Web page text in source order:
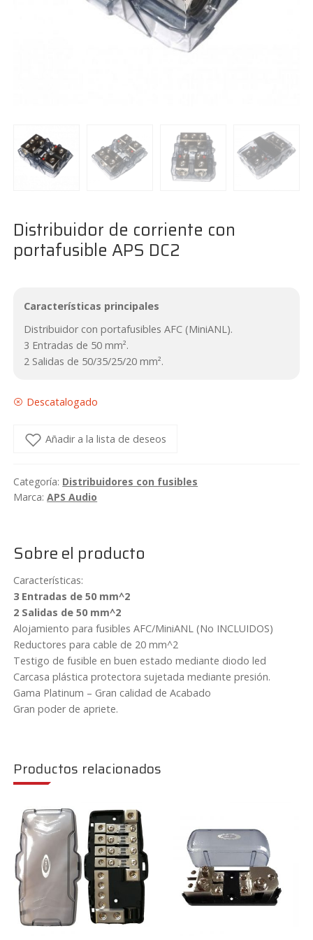
Distribuidor de corriente con
portafusible APS DC2
Características principales
Distribuidor con portafusibles AFC (MiniANL).
3 Entradas de 50 mm².
2 Salidas de 50/35/25/20 mm².
Descatalogado
Añadir a la lista de deseos
Categoría: Distribuidores con fusibles
Marca:APS Audio
Sobre el producto
Características:
3 Entradas de 50 mm^2
2 Salidas de 50 mm^2
Alojamiento para fusibles AFC/MiniANL (No INCLUIDOS)
Reductores para cable de 20 mm^2
Testigo de fusible en buen estado mediante diodo led
Carcasa plástica protectora sujetada mediante presión.
Gama Platinum – Gran calidad de Acabado
Gran poder de apriete.
Productos relacionados